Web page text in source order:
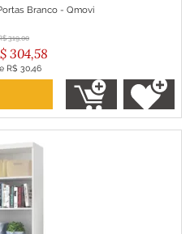
Branco - Qmovi
319,00
304,58
R$ 30,46
no boleto